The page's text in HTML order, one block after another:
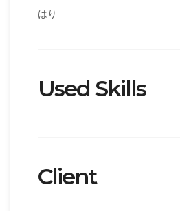
はり
Used Skills
Client